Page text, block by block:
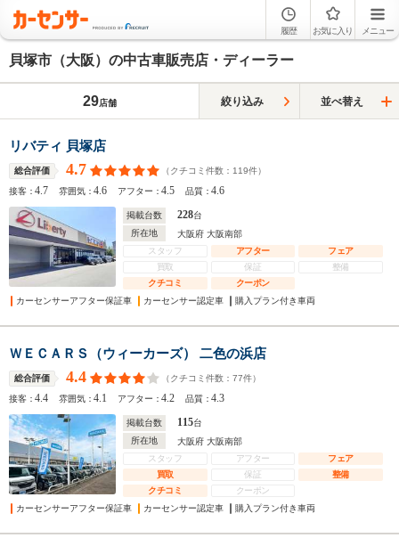
履歴 お気に入り メニュー
貝塚市（大阪）の中古車販売店・ディーラー
29店舗 絞り込み 並べ替え
リバティ 貝塚店
総合評価 4.7 （クチコミ件数： 119件）
接客：4.7 雰囲気：4.6 アフター：4.5 品質：4.6
掲載台数 228台
所在地
大阪府 大阪南部
スタッフ
アフター
フェア
買取
保証
整備
クチコミ
クーポン
カーセンサーアフター保証車
カーセンサー認定車 購入プラン付き車両
ＷＥＣＡＲＳ（ウィーカーズ） 二色の浜店
総合評価 4.4 （クチコミ件数： 77件）
接客：4.4 雰囲気：4.1 アフター：4.2 品質：4.3
掲載台数 115台
所在地
大阪府 大阪南部
スタッフ
アフター
フェア
買取
保証
整備
クチコミ
クーポン
カーセンサーアフター保証車
カーセンサー認定車 購入プラン付き車両